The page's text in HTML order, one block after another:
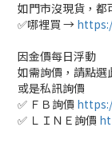
如門市沒現貨，都
✅哪裡買 →
因金價每日浮動
如需詢價，請點選
或是私訊詢價
✅ ＦＢ詢價
✅ ＬＩＮＥ詢價